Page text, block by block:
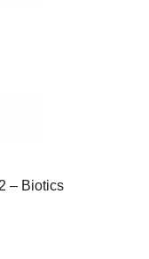
– Biotics